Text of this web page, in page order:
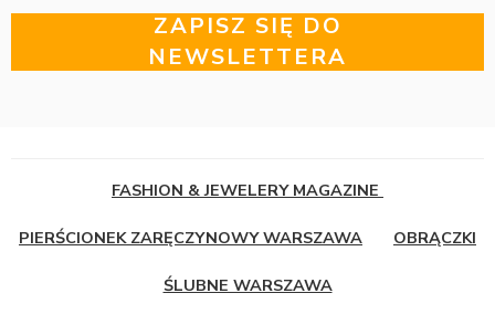
ZAPISZ SIĘ DO
NEWSLETTERA
FASHION & JEWELERY MAGAZINE
PIERŚCIONEK ZARĘCZYNOWY WARSZAWA OBRĄCZKI
ŚLUBNE WARSZAWA